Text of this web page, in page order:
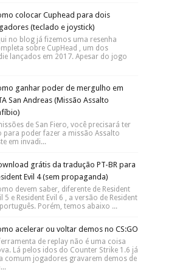
colocar Cuphead para dois
(teclado e joystick)
no blog já fizemos uma resenha
sobre CupHead , um dos
lançados em 2017. Apesar do jogo
ganhar poder de mergulho em
San Andreas (Missão Assalto
de San Fiero, você precisará ter
para poder fazer a missão Assalto
em invadi...
grátis da tradução PT-BR para
Evil 4 (sem propaganda)
devem saber, diferente de Resident
5 e Resident Evil 6 , a versão de Resident
Porém, temos abaixo ...
acelerar ou voltar demos no CS:GO
de replay não é uma coisa
Lá pelos idos do Counter Strike 1.6 já
comum jogadores gravarem demos de